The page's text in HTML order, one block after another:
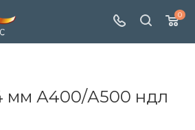
0
мм А400/А500 ндл